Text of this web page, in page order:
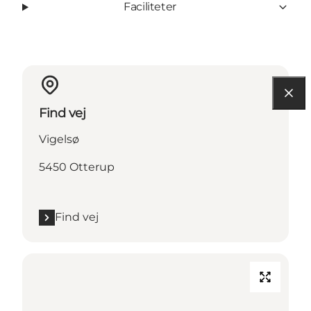
Faciliteter
Find vej
Vigelsø
5450 Otterup
Find vej